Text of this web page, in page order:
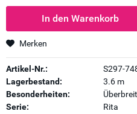
In den Warenkorb
Merken
Artikel-Nr.:
S297-
Lagerbestand:
3.6 m
Besonderheiten:
Serie:
Rita